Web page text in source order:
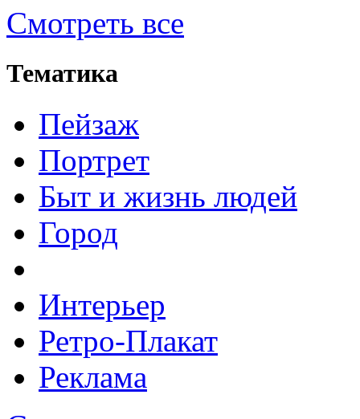
Смотреть все
Тематика
Пейзаж
Портрет
Быт и жизнь людей
Город
Интерьер
Ретро-Плакат
Реклама